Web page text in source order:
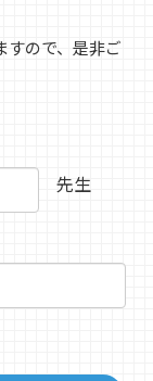
すので、是非ご
先生